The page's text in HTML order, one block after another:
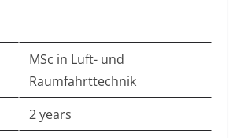
MSc in Luft- und
Raumfahrttechnik
2 years